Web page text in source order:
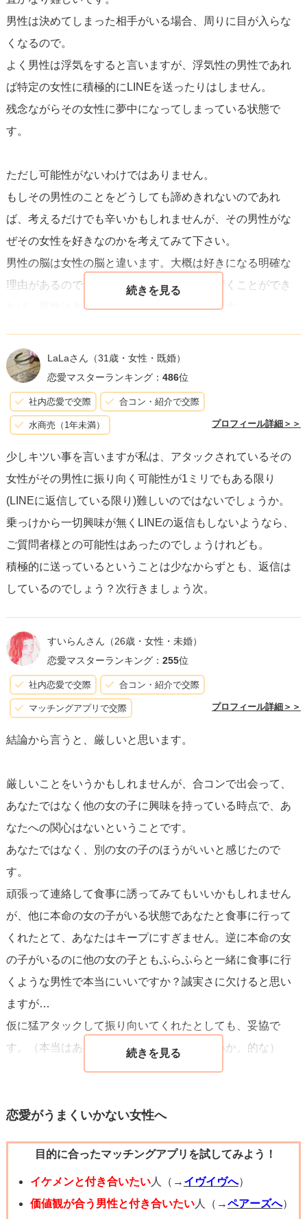
男性は決めてしまった相手がいる場合、周りに目が入らな
くなるので。
よく男性は浮気をすると言いますが、浮気性の男性であれ
ば特定の女性に積極的にLINEを送ったりはしません。
残念ながらその女性に夢中になってしまっている状態で
す。
ただし可能性がないわけではありません。
もしその男性のことをどうしても諦めきれないのであれ
ば、考えるだけでも辛いかもしれませんが、その男性がな
ぜその女性を好きなのかを考えてみて下さい。
男性の脳は女性の脳と違います。大概は好きになる明確な
理由があるのです。その点であなたが上に行くことができ
れば、男性はあなたが気になるようになります。
ってくるので、覚悟が必要と認識して下さい。
もし諦められるのであれば諦めた方が良いです。
今の女性は40代でもとても美しいです。質問者様は30代な
のでまだまだ時間はあります。
自分を磨いて素敵な男性から声が掛かるのを待つのも選択
だと思います。
厳しいコメントで申し訳ありませんでしたが、お幸せにな
ることをお祈りしています。
LaLaさん （31歳・女性・既婚）
恋愛マスターランキング： 486位
社内恋愛で交際 合コン・紹介で交際
水商売（1年未満） プロフィール詳細＞＞
少しキツい事を言いますが私は、アタックされているその
女性がその男性に振り向く可能性が1ミリでもある限り
(LINEに返信している限り)難しいのではないでしょうか。
乗っけから一切興味が無くLINEの返信もしないようなら、
ご質問者様との可能性はあったのでしょうけれども。
積極的に送っているということは少なからずとも、返信は
しているのでしょう？次行きましょう次。
すいらんさん （26歳・女性・未婚）
恋愛マスターランキング： 255位
社内恋愛で交際 合コン・紹介で交際
マッチングアプリで交際 プロフィール詳細＞＞
結論から言うと、厳しいと思います。
厳しいことをいうかもしれませんが、合コンで出会って、
あなたではなく他の女の子に興味を持っている時点で、あ
なたへの関心はないということです。
あなたではなく、別の女の子のほうがいいと感じたので
す。
頑張って連絡して食事に誘ってみてもいいかもしれません
が、他に本命の女の子がいる状態であなたと食事に行って
くれたとて、あなたはキープにすぎません。逆に本命の女
の子がいるのに他の女の子ともふらふらと一緒に食事に行
くような男性で本当にいいですか？誠実さに欠けると思い
ますが…
仮に猛アタックして振り向いてくれたとしても、妥協で
す。（本当はあの子がよかったけどまあいいか。的な）
たほうがいいと思います。
いますよ。
恋愛がうまくいかない女性へ
目的に合ったマッチングアプリを試してみよう！
イケメンと付き合いたい人（→ イヴイヴへ）
価値観が合う男性と付き合いたい人（→ペアーズへ）